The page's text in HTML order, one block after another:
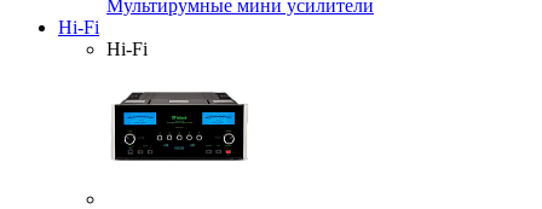
Мультирумные мини усилители
Hi-Fi
Hi-Fi